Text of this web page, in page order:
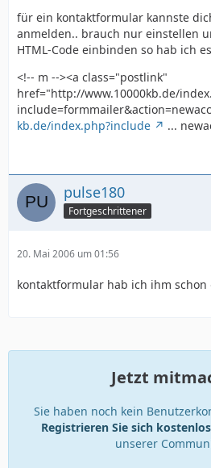
für ein kontaktformular kannste
anmelden.. brauch nur einstellen
HTML-Code einbinden so hab ich
<!-- m --><a class="postlink"
href="http://www.10000kb.de/
kb.de/index.php?include
...
pulse180
Fortgeschrittener
20. Mai 2006 um 01:56
kontaktformular hab ich ihm schon
Jetzt
Sie haben noch kein
Registrieren Sie sich kostenlos
unserer